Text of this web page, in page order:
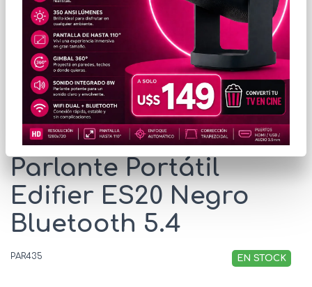
* Las imágenes se exhiben con fines ilustrativos.
Parlante Portátil
Edifier ES20 Negro
Bluetooth 5.4
PAR435 EN STOCK